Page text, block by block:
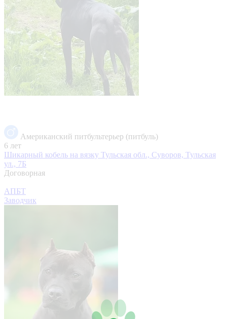
Американский питбультерьер (питбуль)
6 лет
Шикарный кобель на вязку Тульская обл., Суворов, Тульская
ул., 7Б
Договорная
АПБТ
Заводчик